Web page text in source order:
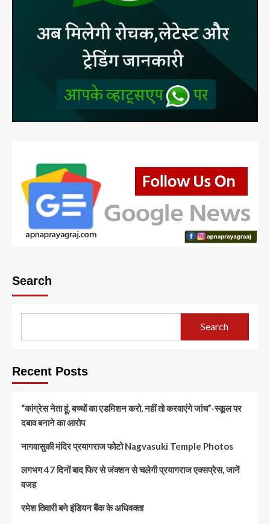
Search
Search
Recent Posts
“कांग्रेस नेता हूं, बच्चों का एडमिशन करो, नहीं तो करवाएंगे जांच”-स्कूल पर
दबाव बनाने का आरोप
नागवासुकी मंदिर प्रयागराज फोटो Nagvasuki Temple Photos
लगभग 47 दिनों बाद फिर से जंक्शन से चलेगी प्रयागराज एक्सप्रेस, जानें
वजह
रमेश तिवारी बने इंडियन बैंक के अधिवक्ता